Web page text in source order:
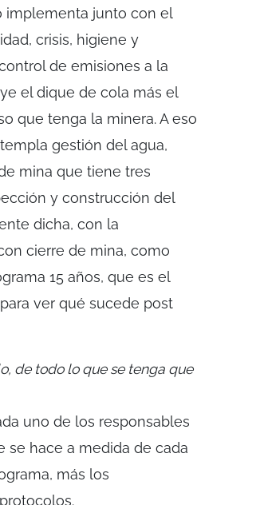
implementa junto con el
crisis, higiene y
de emisiones a la
el dique de cola más el
que tenga la minera. A eso
gestión del agua,
mina que tiene tres
y construcción del
dicha, con la
cierre de mina, como
15 años, que es el
ver qué sucede post
de todo lo que se tenga que
uno de los responsables
se hace a medida de cada
más los